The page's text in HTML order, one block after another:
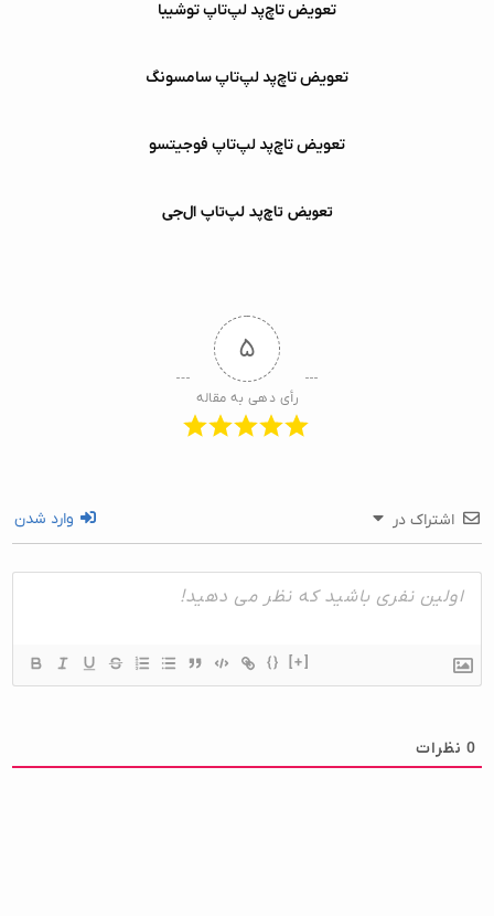
تعویض تاچ‌پد لپ‌تاپ توشیبا
تعویض تاچ‌پد لپ‌تاپ سامسونگ
تعویض تاچ‌پد لپ‌تاپ فوجیتسو
تعویض تاچ‌پد لپ‌تاپ ال‌جی
۵
رأی دهی به مقاله
اشتراک در وارد شدن
{} [+]
0 نظرات